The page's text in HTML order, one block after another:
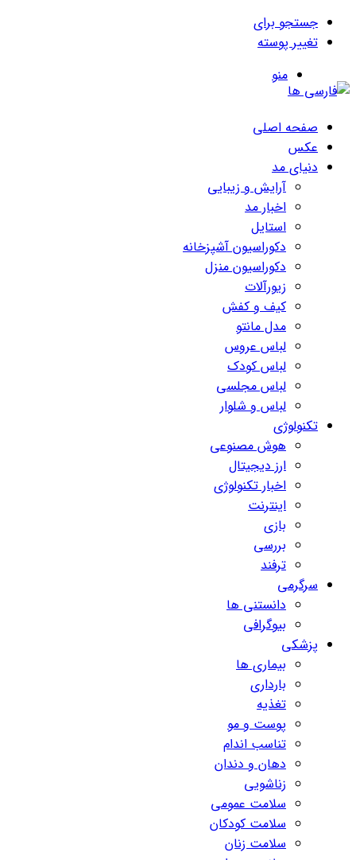
جستجو برای
تغییر پوسته
منو
صفحه اصلی
عکس
دنیای مد
آرایش و زیبایی
اخبار مد
استایل
دکوراسیون آشپزخانه
دکوراسیون منزل
زیورآلات
کیف و کفش
مدل مانتو
لباس عروس
لباس کودک
لباس مجلسی
لباس و شلوار
تکنولوژی
هوش مصنوعی
ارز دیجیتال
اخبار تکنولوژی
اینترنت
بازی
بررسی
ترفند
سرگرمی
دانستنی ها
بیوگرافی
پزشکی
بیماری ها
بارداری
تغذیه
پوست و مو
تناسب اندام
دهان و دندان
زناشویی
سلامت عمومی
سلامت کودکان
سلامت زنان